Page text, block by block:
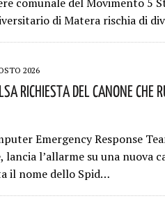
di Matera rischia di
2026
Richiesta Del Canone Che
Emergency Response
l’allarme su una nuova
il nome dello Spid…